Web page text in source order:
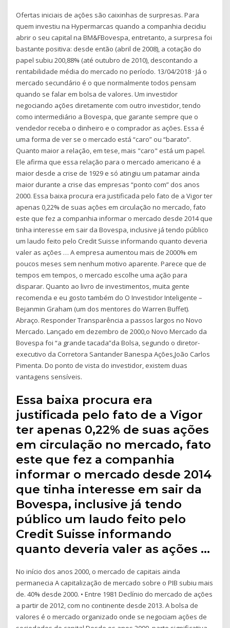
Ofertas iniciais de ações são caixinhas de surpresas. Para
quem investiu na Hypermarcas quando a companhia decidiu
abrir o seu capital na BM&FBovespa, entretanto, a surpresa foi
bastante positiva: desde então (abril de 2008), a cotação do
papel subiu 200,88% (até outubro de 2010), descontando a
rentabilidade média do mercado no período. 13/04/2018 · Já o
mercado secundário é o que normalmente todos pensam
quando se falar em bolsa de valores. Um investidor
negociando ações diretamente com outro investidor, tendo
como intermediário a Bovespa, que garante sempre que o
vendedor receba o dinheiro e o comprador as ações. Essa é
uma forma de ver se o mercado está “caro” ou “barato”.
Quanto maior a relação, em tese, mais "caro" está um papel.
Ele afirma que essa relação para o mercado americano é a
maior desde a crise de 1929 e só atingiu um patamar ainda
maior durante a crise das empresas “ponto com” dos anos
2000. Essa baixa procura era justificada pelo fato de a Vigor ter
apenas 0,22% de suas ações em circulação no mercado, fato
este que fez a companhia informar o mercado desde 2014 que
tinha interesse em sair da Bovespa, inclusive já tendo público
um laudo feito pelo Credit Suisse informando quanto deveria
valer as ações … A empresa aumentou mais de 2000% em
poucos meses sem nenhum motivo aparente. Parece que de
tempos em tempos, o mercado escolhe uma ação para
disparar. Quanto ao livro de investimentos, muita gente
recomenda e eu gosto também do O Investidor Inteligente –
Bejanmin Graham (um dos mentores do Warren Buffet).
Abraço. Responder Transparência a passos largos no Novo
Mercado. Lançado em dezembro de 2000,o Novo Mercado da
Bovespa foi “a grande tacada”da Bolsa, segundo o diretor-
executivo da Corretora Santander Banespa Ações,João Carlos
Pimenta. Do ponto de vista do investidor, existem duas
vantagens sensíveis.
Essa baixa procura era
justificada pelo fato de a Vigor
ter apenas 0,22% de suas ações
em circulação no mercado, fato
este que fez a companhia
informar o mercado desde 2014
que tinha interesse em sair da
Bovespa, inclusive já tendo
público um laudo feito pelo
Credit Suisse informando
quanto deveria valer as ações …
No início dos anos 2000, o mercado de capitais ainda
permanecia A capitalização de mercado sobre o PIB subiu mais
de. 40% desde 2000. • Entre 1981 Declínio do mercado de ações
a partir de 2012, com no continente desde 2013. A bolsa de
valores é o mercado organizado onde se negociam ações de